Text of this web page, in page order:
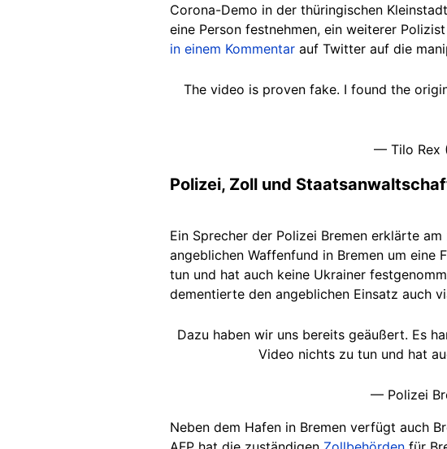
Corona-Demo in der thüringischen
eine Person festnehmen, ein weiterer
in einem Kommentar auf Twitter auf die
The video is proven fake. I found the
— Tilo Rex
Polizei, Zoll und
Ein Sprecher der Polizei Bremen erklärte
angeblichen Waffenfund in Bremen um eine
tun und hat auch keine Ukrainer
dementierte den angeblichen Einsatz auch
Dazu haben wir uns bereits geäußert. Es
Video nichts zu tun und hat
— Polizei
Neben dem Hafen in Bremen verfügt auch